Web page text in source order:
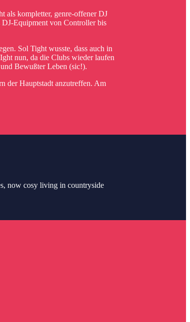
als kompletter, genre-offener DJ
Equipment von Controller bis
Sol Tight wusste, dass auch in
nun, da die Clubs wieder laufen
Bewußter Leben (sic!).
der Hauptstadt anzutreffen. Am
now cosy living in countryside